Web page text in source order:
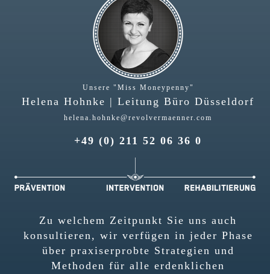
Unsere "Miss Moneypenny"
Helena Hohnke | Leitung Büro Düsseldorf
helena.hohnke@revolvermaenner.com
+49 (0) 211 52 06 36 0
Zu welchem Zeitpunkt Sie uns auch
konsultieren, wir verfügen in jeder Phase
über praxiserprobte Strategien und
Methoden für alle erdenklichen